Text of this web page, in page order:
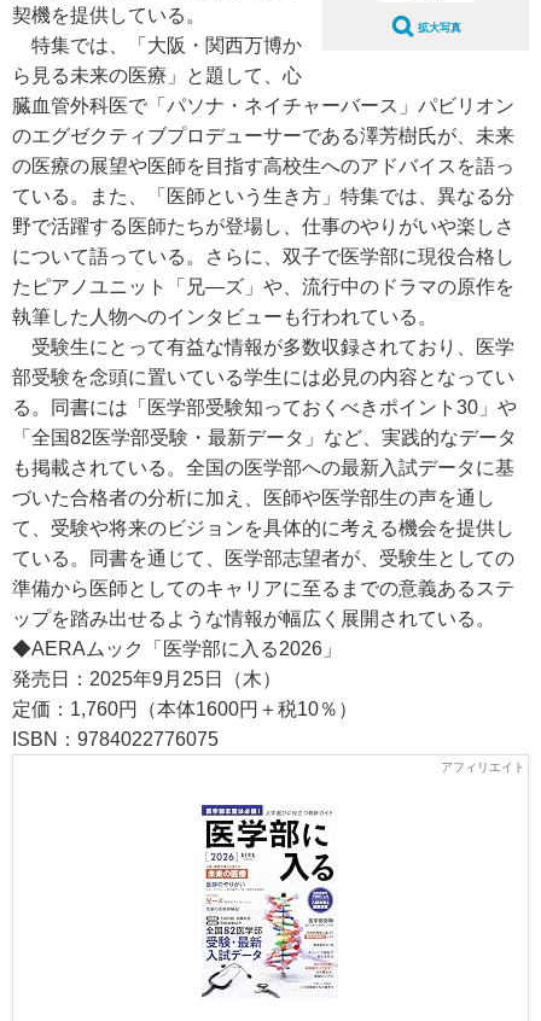
拡大写真
契機を提供している。
特集では、「大阪・関西万博か
ら見る未来の医療」と題して、心
臓血管外科医で「パソナ・ネイチャーバース」パビリオン
のエグゼクティブプロデューサーである澤芳樹氏が、未来
の医療の展望や医師を目指す高校生へのアドバイスを語っ
ている。また、「医師という生き方」特集では、異なる分
野で活躍する医師たちが登場し、仕事のやりがいや楽しさ
について語っている。さらに、双子で医学部に現役合格し
たピアノユニット「兄―ズ」や、流行中のドラマの原作を
執筆した人物へのインタビューも行われている。
受験生にとって有益な情報が多数収録されており、医学
部受験を念頭に置いている学生には必見の内容となってい
る。同書には「医学部受験知っておくべきポイント30」や
「全国82医学部受験・最新データ」など、実践的なデータ
も掲載されている。全国の医学部への最新入試データに基
づいた合格者の分析に加え、医師や医学部生の声を通し
て、受験や将来のビジョンを具体的に考える機会を提供し
ている。同書を通じて、医学部志望者が、受験生としての
準備から医師としてのキャリアに至るまでの意義あるステ
ップを踏み出せるような情報が幅広く展開されている。
◆AERAムック「医学部に入る2026」
発売日：2025年9月25日（木）
定価：1,760円（本体1600円＋税10％）
ISBN：9784022776075